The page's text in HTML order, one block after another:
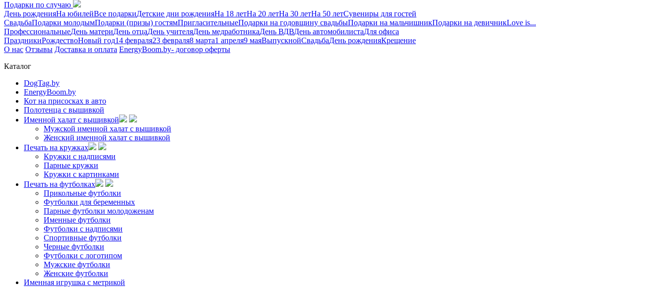
Подарки по случаю
День рожденияНа юбилейВсе подаркиДетские дни рожденияНа 18 летНа 20 летНа 30 летНа 50 летСувениры для гостей
СвадьбаПодарки молодымПодарки (призы) гостямПригласительныеПодарки на годовщину свадьбыПодарки на мальчишникПодарки на девичникLove is...
ПрофессиональныеДень материДень отцаДень учителяДень медработникаДень ВДВДень автомобилистаДля офиса
ПраздникиРождествоНовый год14 февраля23 февраля8 марта1 апреля9 маяВыпускнойСвадьбаДень рожденияКрещение
О нас Отзывы Доставка и оплата EnergyBoom.by- договор оферты
Каталог
DogTag.by
EnergyBoom.by
Кот на присосках в авто
Полотенца с вышивкой
Именной халат с вышивкой
Мужской именной халат с вышивкой
Женский именной халат с вышивкой
Печать на кружках
Кружки с надписями
Парные кружки
Кружки с картинками
Печать на футболках
Прикольные футболки
Футболки для беременных
Парные футболки молодоженам
Именные футболки
Футболки с надписями
Спортивные футболки
Черные футболки
Футболки с логотипом
Мужские футболки
Женские футболки
Именная игрушка с метрикой